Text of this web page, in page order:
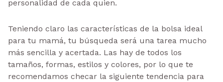
personalidad de cada quien.
Teniendo claro las características de la bolsa ideal
para tu mamá, tu búsqueda será una tarea mucho
más sencilla y acertada. Las hay de todos los
tamaños, formas, estilos y colores, por lo que te
recomendamos checar la siguiente tendencia para